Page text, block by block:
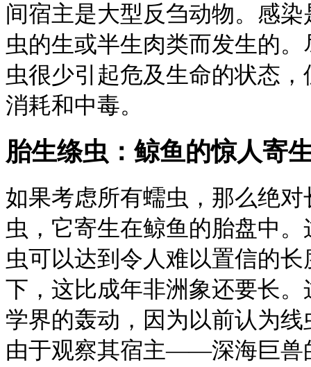
间宿主是大型反刍动物。感
虫的生或半生肉类而发生的
虫很少引起危及生命的状态
消耗和中毒。
胎生绦虫：鲸鱼的惊人寄
如果考虑所有蠕虫，那么绝
虫，它寄生在鲸鱼的胎盘中
虫可以达到令人难以置信的
下，这比成年非洲象还要长
学界的轰动，因为以前认为
由于观察其宿主——深海巨兽